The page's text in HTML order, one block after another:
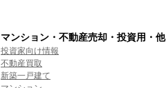
マンション・不動産売却・投資用・他
投資家向け情報
不動産買取
新築一戸建て